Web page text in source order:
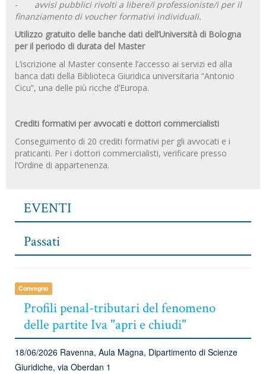
- avvisi pubblici rivolti a libere/i professioniste/i per il
finanziamento di voucher formativi individuali.
Utilizzo gratuito delle banche dati dell’Università di Bologna
per il periodo di durata del Master
L’iscrizione al Master consente l’accesso ai servizi ed alla
banca dati della Biblioteca Giuridica universitaria “Antonio
Cicu”, una delle più ricche d’Europa.
Crediti formativi per avvocati e dottori commercialisti
Conseguimento di 20 crediti formativi per gli avvocati e i
praticanti. Per i dottori commercialisti, verificare presso
l’Ordine di appartenenza.
EVENTI
Passati
Convegno
Profili penal-tributari del fenomeno
delle partite Iva "apri e chiudi"
18/06/2026 Ravenna, Aula Magna, Dipartimento di Scienze
Giuridiche, via Oberdan 1